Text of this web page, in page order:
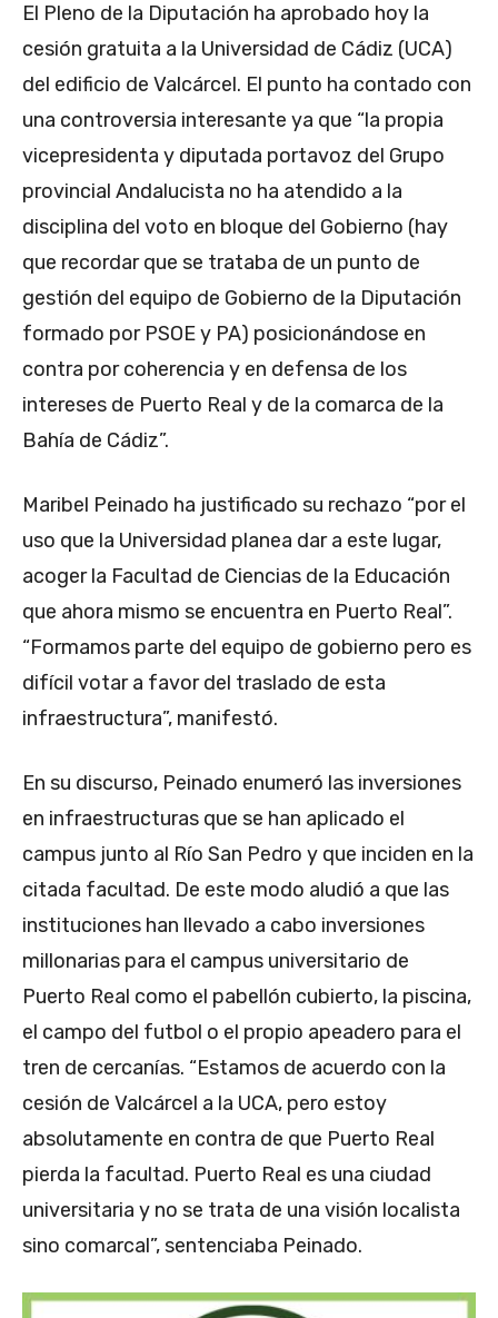
El Pleno de la Diputación ha aprobado hoy la
cesión gratuita a la Universidad de Cádiz (UCA)
del edificio de Valcárcel. El punto ha contado con
una controversia interesante ya que “la propia
vicepresidenta y diputada portavoz del Grupo
provincial Andalucista no ha atendido a la
disciplina del voto en bloque del Gobierno (hay
que recordar que se trataba de un punto de
gestión del equipo de Gobierno de la Diputación
formado por PSOE y PA) posicionándose en
contra por coherencia y en defensa de los
intereses de Puerto Real y de la comarca de la
Bahía de Cádiz”.
Maribel Peinado ha justificado su rechazo “por el
uso que la Universidad planea dar a este lugar,
acoger la Facultad de Ciencias de la Educación
que ahora mismo se encuentra en Puerto Real”.
“Formamos parte del equipo de gobierno pero es
difícil votar a favor del traslado de esta
infraestructura”, manifestó.
En su discurso, Peinado enumeró las inversiones
en infraestructuras que se han aplicado el
campus junto al Río San Pedro y que inciden en la
citada facultad. De este modo aludió a que las
instituciones han llevado a cabo inversiones
millonarias para el campus universitario de
Puerto Real como el pabellón cubierto, la piscina,
el campo del futbol o el propio apeadero para el
tren de cercanías. “Estamos de acuerdo con la
cesión de Valcárcel a la UCA, pero estoy
absolutamente en contra de que Puerto Real
pierda la facultad. Puerto Real es una ciudad
universitaria y no se trata de una visión localista
sino comarcal”, sentenciaba Peinado.